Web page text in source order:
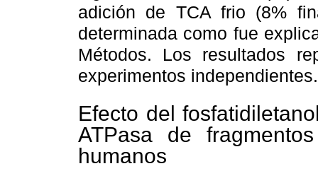
adición de TCA frio (8%
determinada como fue
Métodos. Los resultados
experimentos independientes.
Efecto del
ATPasa de
humanos